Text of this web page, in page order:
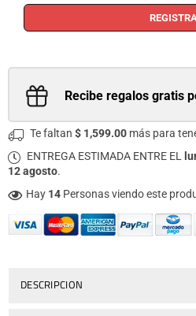
Recibe regalos gratis
Te faltan $ 1,599.00 más para
ENTREGA ESTIMADA ENTRE EL
12 agosto.
Hay 14 Personas viendo este
DESCRIPCION